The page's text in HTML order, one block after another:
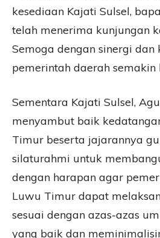
kesediaan Kajati Sulsel,
telah menerima kunjungan
Semoga dengan sinergi dan
pemerintah daerah semakin
Sementara Kajati Sulsel,
menyambut baik
Timur beserta jajarannya
silaturahmi untuk
dengan harapan agar
Luwu Timur dapat
sesuai dengan azas-azas
yang baik dan